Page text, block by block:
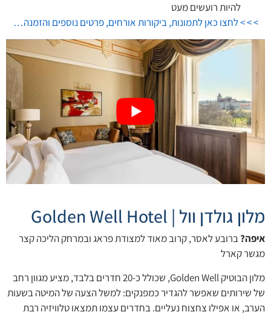
להיות רועשים מעט
> > > לחצו כאן לתמונות, ביקורות אורחים, פרטים נוספים והזמנה…
מלון גולדן וול | Golden Well Hotel
איפה?ברובע לאסר, קרוב מאוד למצודת פראג ובמרחק הליכה קצר
מגשר קארל
מלון הבוטיק Golden Well, שכולל כ-20 חדרים בלבד, מציע מגוון רחב
של שירותים שאפשר להגדיר כמפנקים: למשל הצעה של המיטה בשעות
הערב, או אפילו צחצוח נעליים. בחדרים עצמו תמצאו טלוויזיה רבת